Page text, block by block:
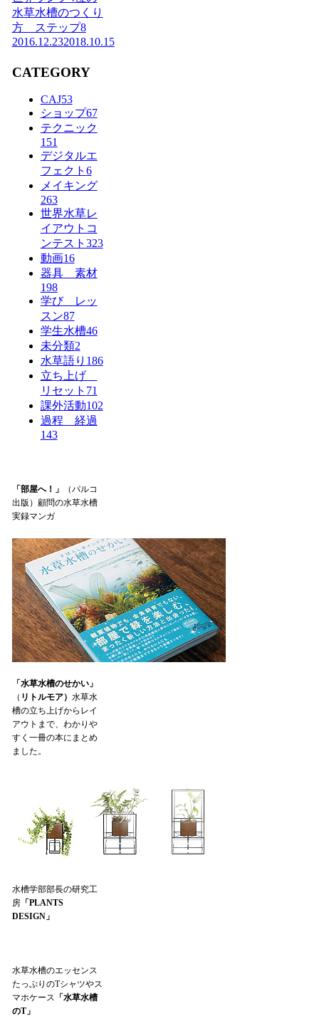
水草水槽のつくり
方 ステップ8
2016.12.232018.10.15
CATEGORY
CAJ53
ショップ67
テクニック
151
デジタルエ
フェクト 6
メイキング
263
世界水草レ
イアウトコ
ンテスト 323
動画16
器具 素材
198
学び レッ
スン87
学生水槽46
未分類2
水草語り 186
立ち上げ
リセット 71
課外活動102
過程 経過
143
「部屋へ！」
（パルコ
出版）顧問の水草水槽
実録マンガ
「水草水槽のせかい」
（ リトルモア） 水草水
槽の立ち上げからレイ
アウトまで、わかりや
すく一冊の本にまとめ
ました。
水槽学部部長の研究工
房「PLANTS
DESIGN」
水草水槽のエッセンス
たっぷりのTシャツやス
マホケース 「水草水槽
のT」